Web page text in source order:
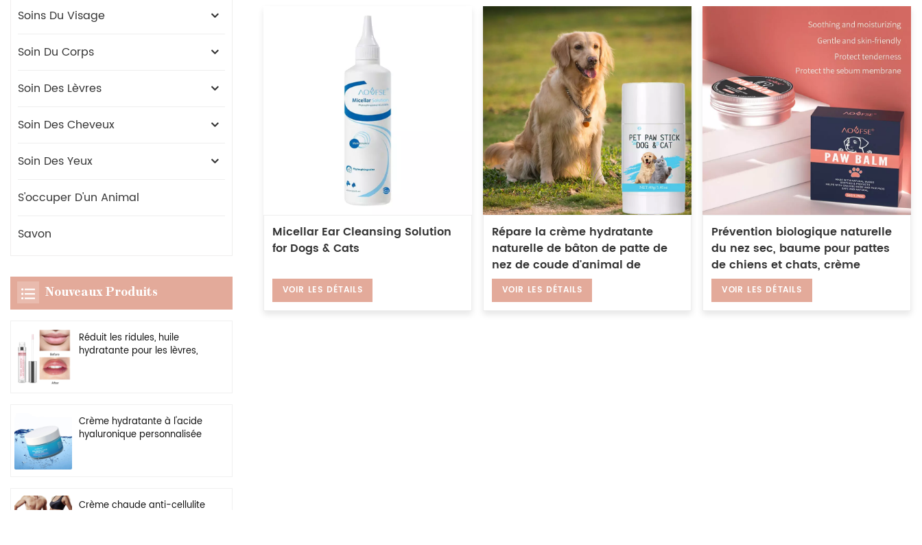
Micellar Ear Cleansing Solution
for Dogs & Cats
VOIR LES DÉTAILS
Répare la crème hydratante
naturelle de bâton de patte de
nez de coude d'animal de
compagnie fissuré sec pour des
chats et des chiens
VOIR LES DÉTAILS
Prévention biologique naturelle
du nez sec, baume pour pattes
de chiens et chats, crème
hydratante pour griffes
VOIR LES DÉTAILS
Soins Du Visage
Soin Du Corps
Soin Des Lèvres
Soin Des Cheveux
Soin Des Yeux
S'occuper D'un Animal
Savon
Nouveaux Produits
Réduit les ridules, huile
hydratante pour les lèvres,
Crème hydratante à l'acide
hyaluronique personnalisée
Crème chaude anti-cellulite